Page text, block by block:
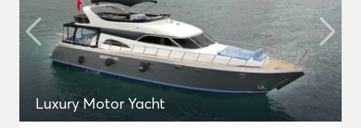
Luxury Motor Yacht